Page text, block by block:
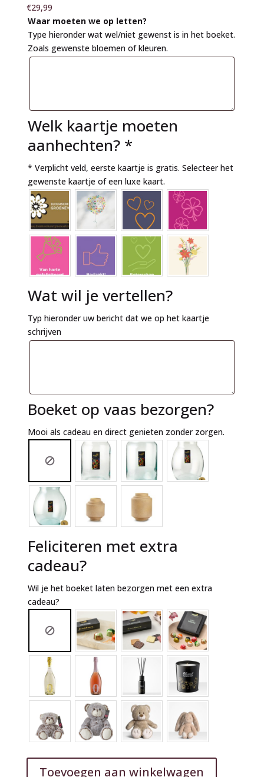
€29,99
Waar moeten we op letten?
Type hieronder wat wel/niet gewenst is in het boeket.
Zoals gewenste bloemen of kleuren.
Welk kaartje moeten
aanhechten? *
* Verplicht veld, eerste kaartje is gratis. Selecteer het
gewenste kaartje of een luxe kaart.
Wat wil je vertellen?
Typ hieronder uw bericht dat we op het kaartje
schrijven
Boeket op vaas bezorgen?
Mooi als cadeau en direct genieten zonder zorgen.
Feliciteren met extra
cadeau?
Wil je het boeket laten bezorgen met een extra
cadeau?
Toevoegen aan winkelwagen